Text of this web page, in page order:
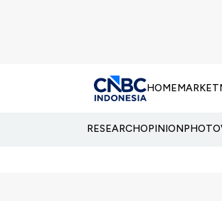
HOMEMARKET
RESEARCHOPINIONPHOTO